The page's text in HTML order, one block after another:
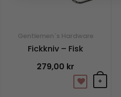
Gentlemen´s Hardware
Fickkniv – Fisk
279,00 kr
+